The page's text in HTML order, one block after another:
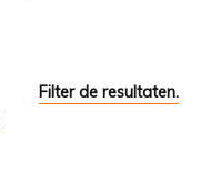
Filter de resultaten.